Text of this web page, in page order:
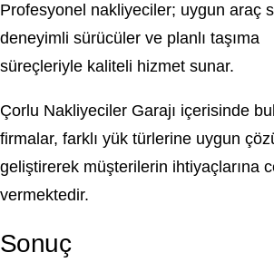
Profesyonel nakliyeciler; uygun araç
deneyimli sürücüler ve planlı taşıma
süreçleriyle kaliteli hizmet sunar.
Çorlu Nakliyeciler Garajı içerisinde
firmalar, farklı yük türlerine uygun
geliştirerek müşterilerin ihtiyaçlarına
vermektedir.
Sonuç